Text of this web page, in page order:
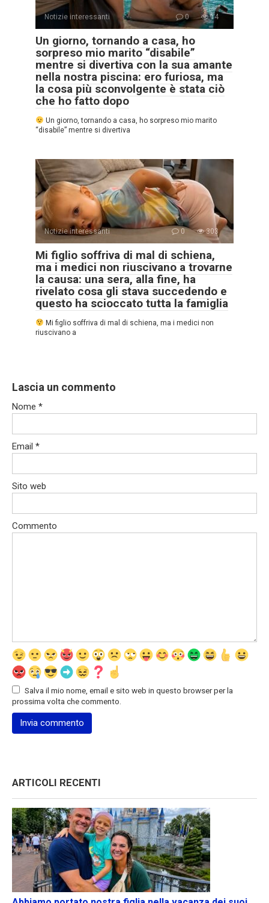
Notizie interessanti 0 14
Un giorno, tornando a casa, ho
sorpreso mio marito “disabile”
mentre si divertiva con la sua amante
nella nostra piscina: ero furiosa, ma
la cosa più sconvolgente è stata ciò
che ho fatto dopo
Un giorno, tornando a casa, ho sorpreso mio marito
“disabile” mentre si divertiva
Notizie interessanti 0 303
Mi figlio soffriva di mal di schiena,
ma i medici non riuscivano a trovarne
la causa: una sera, alla fine, ha
rivelato cosa gli stava succedendo e
questo ha scioccato tutta la famiglia
Mi figlio soffriva di mal di schiena, ma i medici non
riuscivano a
Lascia un commento
Nome *
Email *
Sito web
Commento
Salva il mio nome, email e sito web in questo browser per la
prossima volta che commento.
ARTICOLI RECENTI